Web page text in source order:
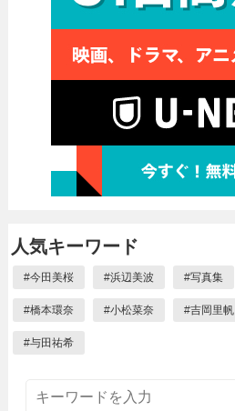
人気キーワード
#今田美桜 #浜辺美波 #写真集
#橋本環奈 #小松菜奈 #吉岡里帆
#与田祐希